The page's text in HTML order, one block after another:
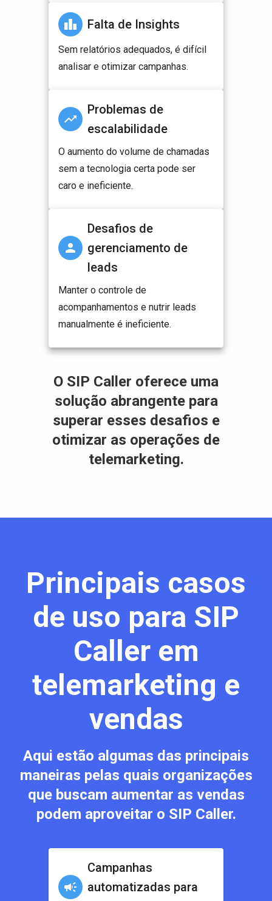
Falta de Insights
Sem relatórios adequados, é difícil
analisar e otimizar campanhas.
Problemas de
escalabilidade
O aumento do volume de chamadas
sem a tecnologia certa pode ser
caro e ineficiente.
Desafios de
gerenciamento de
leads
Manter o controle de
acompanhamentos e nutrir leads
manualmente é ineficiente.
O SIP Caller oferece uma
solução abrangente para
superar esses desafios e
otimizar as operações de
telemarketing.
Principais casos
de uso para SIP
Caller em
telemarketing e
vendas
Aqui estão algumas das principais
maneiras pelas quais organizações
que buscam aumentar as vendas
podem aproveitar o SIP Caller.
Campanhas
automatizadas para